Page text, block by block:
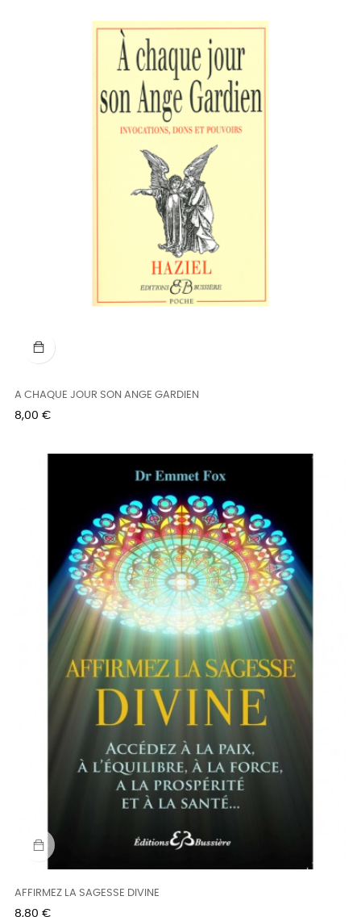
A CHAQUE JOUR SON ANGE GARDIEN
Prix
8,00 €
AFFIRMEZ LA SAGESSE DIVINE
Prix
8,80 €